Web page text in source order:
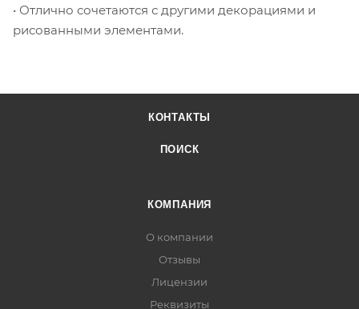
• Отлично сочетаются с другими декорациями и
рисованными элементами.
КОНТАКТЫ
ПОИСК
КОМПАНИЯ
О компании
Отзывы
Лицензии
Реквизиты